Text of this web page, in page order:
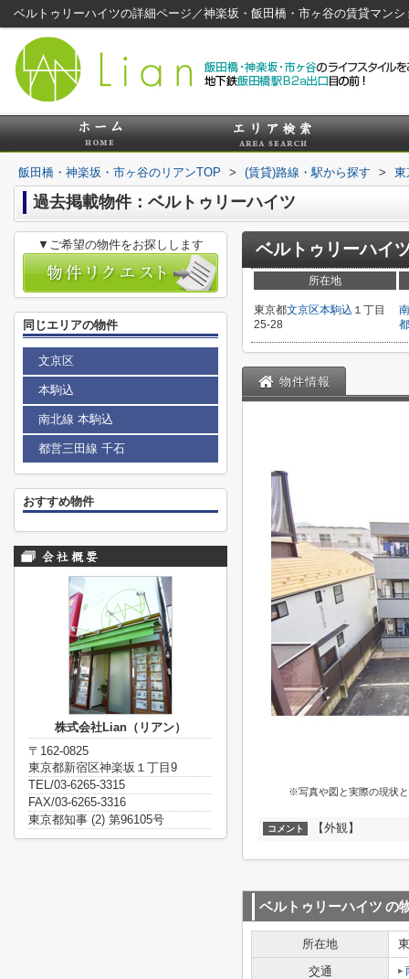
ベルトゥリーハイツの詳細ページ／神楽坂・飯田橋・市ヶ谷の賃貸マンシ
飯田橋・神楽坂・市ヶ谷のリアンTOP > (賃貸)路線・駅から探す > 東
過去掲載物件：ベルトゥリーハイツ
ベルトゥリーハイ
所在地
東京都文京区本駒込 １丁目
25-28
物件情報
※写真や図と実際の現状
コメント 【外観】
ベルトゥリーハイツ の
所在地
交通
▼ご希望の物件をお探しします
同じエリアの物件
文京区
本駒込
南北線 本駒込
都営三田線 千石
おすすめ物件
株式会社Lian（リアン）
〒162-0825
東京都新宿区神楽坂１丁目9
TEL/03-6265-3315
FAX/03-6265-3316
東京都知事 (2) 第96105号